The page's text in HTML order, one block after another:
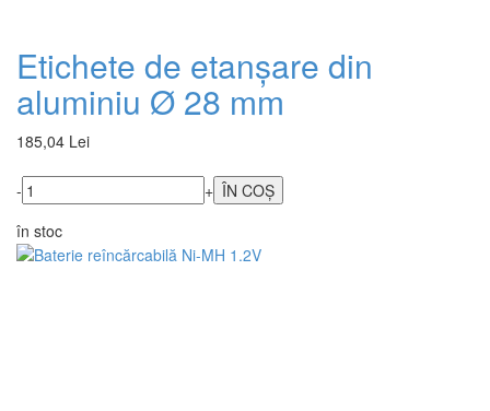
Etichete de etanșare din
aluminiu Ø 28 mm
185,04 Lei
-
+
în stoc